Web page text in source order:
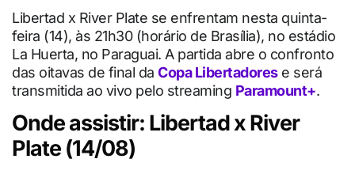
Libertad x River Plate se enfrentam nesta quinta-
feira (14), às 21h30 (horário de Brasília), no estádio
La Huerta, no Paraguai. A partida abre o confronto
das oitavas de final da Copa Libertadorese será
transmitida ao vivo pelo streaming Paramount+.
Onde assistir: Libertad x River
Plate (14/08)